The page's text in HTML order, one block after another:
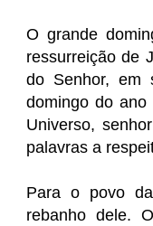
O grande
ressurreição de
do Senhor, em
domingo do
Universo,
palavras a
Para o povo
rebanho dele.